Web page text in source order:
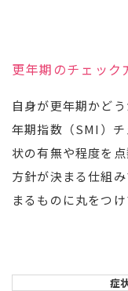
更年期のチェック
自身が更年期かど
年期指数（SMI）
状の有無や程度を
方針が決まる仕組
まるものに丸をつけ
症